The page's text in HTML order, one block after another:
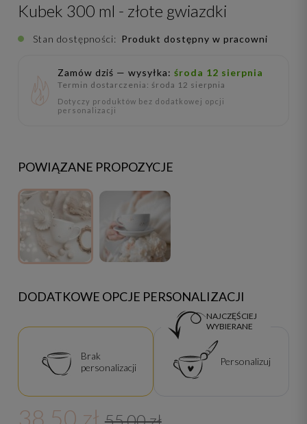
Kubek 300 ml - złote gwiazdki
Stan dostępności: Produkt dostępny w pracowni
Zamów dziś — wysyłka: środa 12 sierpnia
Termin dostarczenia: środa 12 sierpnia
Dotyczy produktów bez dodatkowej opcji
personalizacji
POWIĄZANE PROPOZYCJE
DODATKOWE OPCJE PERSONALIZACJI
Brak
personalizacji
Personalizuj
NAJCZĘŚCIEJ
WYBIERANE
38,50 zł